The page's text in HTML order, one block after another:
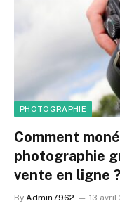
PHOTOGRAPHIE
Comment
photographie
vente en ligne ?
By Admin7962 13 avril